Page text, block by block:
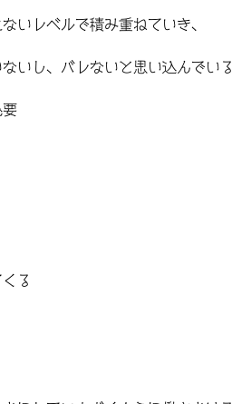
いレベルで積み重ねていき、
いし、バレないと思い込んでいる
る